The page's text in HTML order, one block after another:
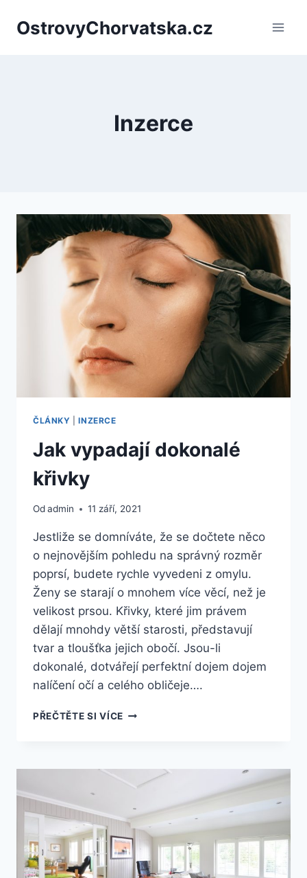
OstrovyChorvatska.cz
Inzerce
ČLÁNKY |INZERCE
Jak vypadají dokonalé
křivky
Odadmin 11 září, 2021
Jestliže se domníváte, že se dočtete něco
o nejnovějším pohledu na správný rozměr
poprsí, budete rychle vyvedeni z omylu.
Ženy se starají o mnohem více věcí, než je
velikost prsou. Křivky, které jim právem
dělají mnohdy větší starosti, představují
tvar a tloušťka jejich obočí. Jsou-li
dokonalé, dotvářejí perfektní dojem dojem
nalíčení očí a celého obličeje….
PŘEČTĚTE SI VÍCEJAK